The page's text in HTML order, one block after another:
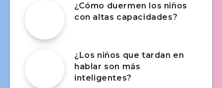
¿Cómo duermen los niños
con altas capacidades?
¿Los niños que tardan en
hablar son más
inteligentes?